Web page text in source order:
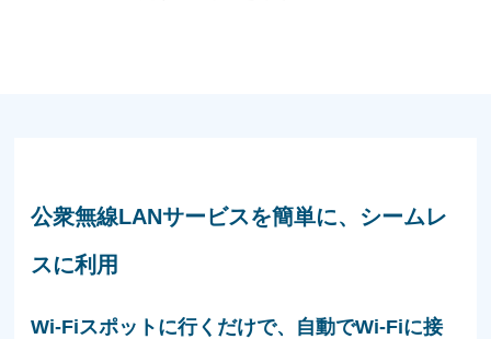
公衆無線LANサービスを簡単に、シームレ
スに利用
Wi-Fiスポットに行くだけで、自動でWi-Fiに接